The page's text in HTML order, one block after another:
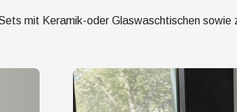
mit Keramik-oder Glaswaschtischen sowie